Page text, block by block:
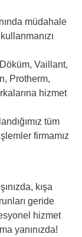
müdahale
Vaillant,
Protherm,
hizmet
tüm
firmamız
kışa
geride
hizmet
yanınızda!